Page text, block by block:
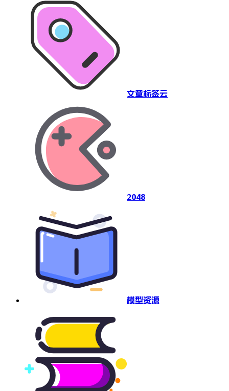
文章标签云
2048
模型资源